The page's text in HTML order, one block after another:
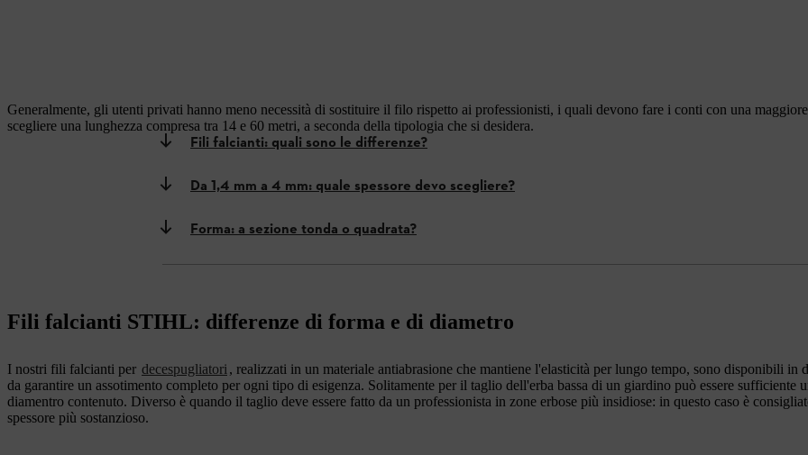
Generalmente, gli utenti privati hanno meno necessità di sostituire il filo rispetto ai professionisti, i quali devono fare i conti con una
scegliere una lunghezza compresa tra 14 e 60 metri, a seconda della tipologia che si desidera.
Fili falcianti: quali sono le differenze?
Da 1,4 mm a 4 mm: quale spessore devo scegliere?
Forma: a sezione tonda o quadrata?
Fili falcianti STIHL: differenze di forma e di diametro
I nostri fili falcianti per decespugliatori , realizzati in un materiale antiabrasione che mantiene l'elasticità per lungo tempo, sono disponibili in
da garantire un assotimento completo per ogni tipo di esigenza. Solitamente per il taglio dell'erba bassa di un giardino può essere sufficiente
diamentro contenuto. Diverso è quando il taglio deve essere fatto da un professionista in zone erbose più insidiose: in questo caso è
spessore più sostanzioso.